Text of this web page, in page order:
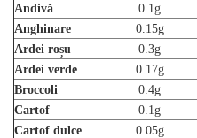
Andivă
0.1g
Anghinare
0.15g
Ardei roșu
0.3g
Ardei verde
0.17g
Broccoli
0.4g
Cartof
0.1g
Cartof dulce
0.05g